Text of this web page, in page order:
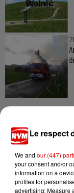
TITRES DIFFUSÉS
16h14
16h14
Le respect
We and our (447)
your consent and/or
information on a
profiles for
advertising; Measure